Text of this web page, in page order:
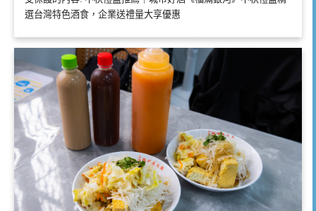
選台灣特色酒食，企業送禮量大享優惠